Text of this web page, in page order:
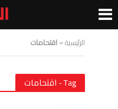
الرئيسية»اقتحامات
Tag - اقتحامات